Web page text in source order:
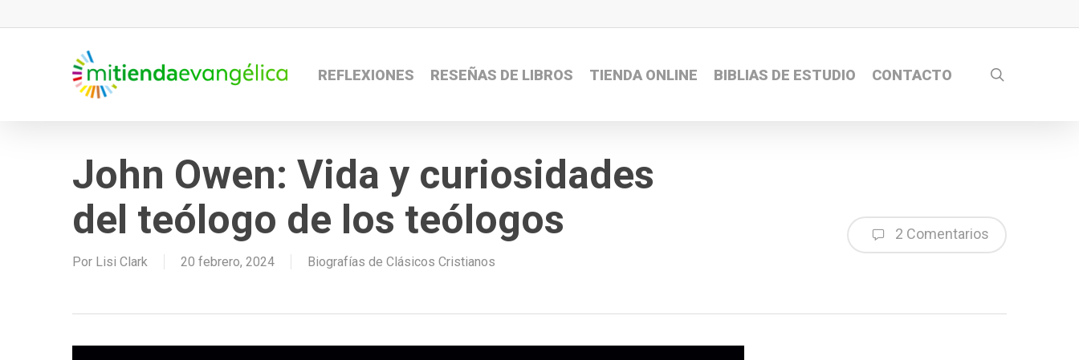
REFLEXIONES RESEÑAS DE LIBROS TIENDA ONLINE BIBLIAS DE ESTUDIO CONTACTO
John Owen: Vida y curiosidades
del teólogo de los teólogos
Por Lisi Clark 20 febrero, 2024 Biografías de Clásicos Cristianos
2 Comentarios